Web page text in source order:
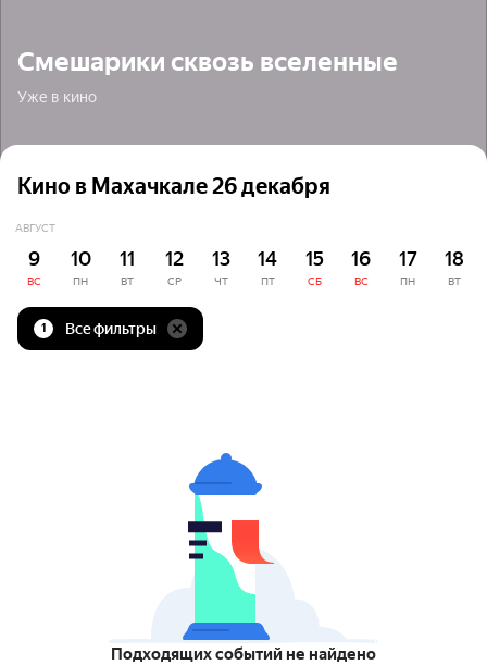
Смешарики сквозь вселенные
Уже в кино
Кино в Махачкале 26 декабря
АВГУСТ
9
ВС
10
ПН
11
ВТ
12
СР
13
ЧТ
14
ПТ
15
СБ
16
ВС
17
ПН
18
ВТ
1 Все фильтры
Подходящих событий не найдено